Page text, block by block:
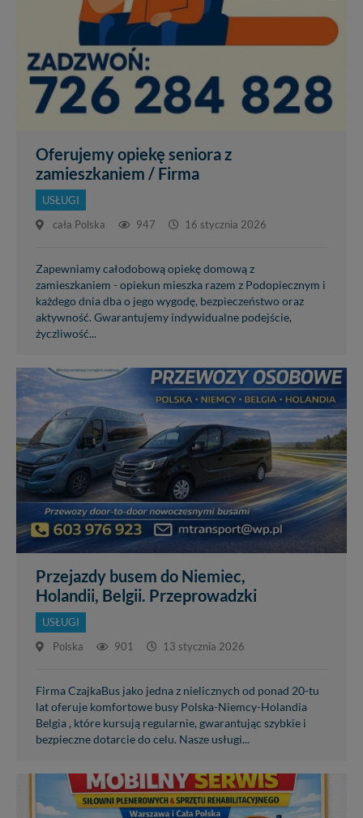
Oferujemy opiekę seniora z
zamieszkaniem / Firma
USŁUGI
cała Polska
947 16 stycznia 2026
Zapewniamy całodobową opiekę domową z
zamieszkaniem - opiekun mieszka razem z Podopiecznym i
każdego dnia dba o jego wygodę, bezpieczeństwo oraz
aktywność. Gwarantujemy indywidualne podejście,
życzliwość...
Przejazdy busem do Niemiec,
Holandii, Belgii. Przeprowadzki
USŁUGI
Polska
901 13 stycznia 2026
Firma CzajkaBus jako jedna z nielicznych od ponad 20-tu
lat oferuje komfortowe busy Polska-Niemcy-Holandia
Belgia , które kursują regularnie, gwarantując szybkie i
bezpieczne dotarcie do celu. Nasze usługi...